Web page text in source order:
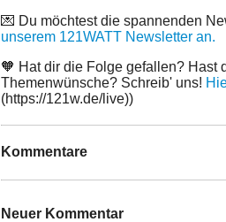
💌 Du möchtest die spannenden
unserem 121WATT Newsletter an.
🧡 Hat dir die Folge gefallen? Hast
Themenwünsche? Schreib' uns!
(https://121w.de/live))
Kommentare
Neuer Kommentar